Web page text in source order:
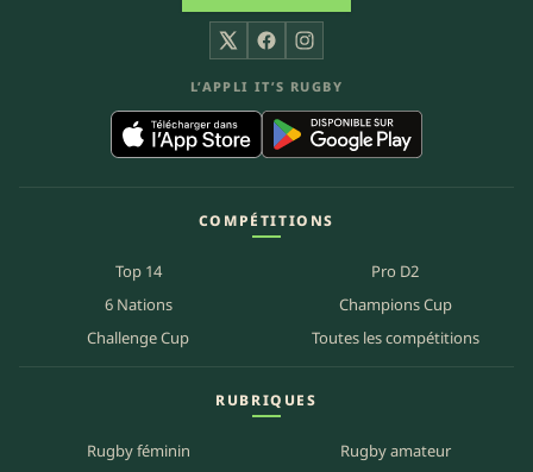
X FacebookInstagram
L’APPLI IT’S RUGBY
COMPÉTITIONS
Top 14
Pro D2
6 Nations
Champions Cup
Challenge Cup
Toutes les compétitions
RUBRIQUES
Rugby féminin
Rugby amateur